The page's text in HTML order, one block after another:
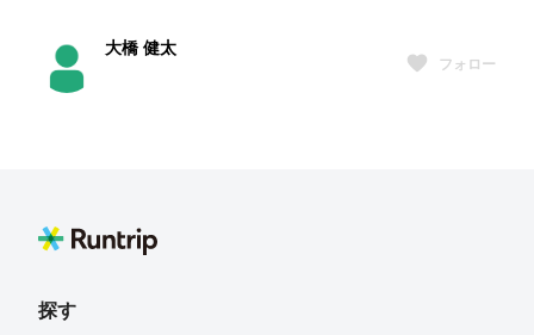
大橋 健太
フォロー
saiki.s@icloud.com
探す